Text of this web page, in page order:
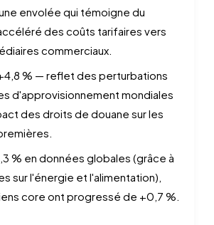
envolée qui témoigne du
des coûts tarifaires vers
commerciaux.
% — reflet des perturbations
d'approvisionnement mondiales
des droits de douane sur les
% en données globales (grâce à
sur l'énergie et l'alimentation),
core ont progressé de +0,7 %.